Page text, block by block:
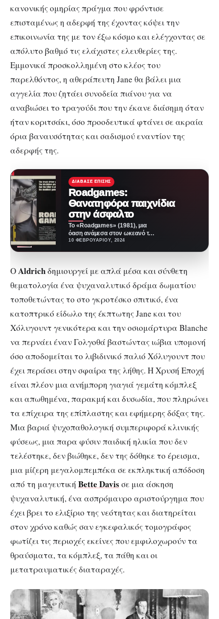
κανονικής ομηρίας πράγμα που φρόντισε
επισταμένως η αδερφή της έχοντας κόψει την
επικοινωνία της με τον έξω κόσμο και ελέγχοντας σε
απόλυτο βαθμό τις ελάχιστες ελευθερίες της.
Εμμονικά προσκολλημένη στο κλέος του
παρελθόντος, η αθεράπευτη Jane θα βάλει μια
αγγελία που ζητάει συνοδεία πιάνου για να
αναβιώσει το τραγούδι που την έκανε διάσημη όταν
ήταν κοριτσάκι, όσο προοδευτικά φτάνει σε ακραία
όρια βαναυσότητας και σαδισμού εναντίον της
αδερφής της.
ΔΙΆΒΑΣΕ ΕΠΊΣΗΣ
Roadgames:
Θανατηφόρα παιχνίδια
στην άσφαλτο
Το «Roadgames» (1981), μια
όαση ανάμεσα στον ωκεανό των
μέτριων slasher ταινιών που
10 ΦΕΒΡΟΥΑΡΊΟΥ, 2024
ΟAldrichδημιουργεί με απλά μέσα και σύνθετη
θεματολογία ένα ψυχαναλυτικό δράμα δωματίου
τοποθετώντας το στο γκροτέσκο σπιτικό, ένα
κατοπτρικό είδωλο της έκπτωτης Jane και του
Χόλυγουντ γενικότερα και την οσιομάρτυρα Blanche
να περνάει έναν Γολγοθά βαστώντας ιώβια υπομονή
όσο αποδομείται το λιβιδινικό παλιό Χόλυγουντ που
έχει περάσει στην σφαίρα της λήθης. Η Χρυσή Εποχή
είναι πλέον μια ανήμπορη γιαγιά γεμάτη κόμπλεξ
και απωθημένα, παρακμή και δυσωδία, που πληρώνει
τα επίχειρα της επίπλαστης και εφήμερης δόξας της.
Μια βαριά ψυχοπαθολογική συμπεριφορά κλινικής
φύσεως, μια παρα φύσιν παιδική ηλικία που δεν
τελέστηκε, δεν βιώθηκε, δεν της δόθηκε το έρεισμα,
μια μίζερη μεγαλομπεμπέκα σε εκπληκτική απόδοση
από τη μαγευτική Bette Davis σε μια άσκηση
ψυχαναλυτική, ένα ασπρόμαυρο αριστούργημα που
έχει βρει το ελιξίριο της νεότητας και διατηρείται
στον χρόνο καθώς σαν εγκεφαλικός τομογράφος
φωτίζει τις περιοχές εκείνες που εμφιλοχωρούν τα
θραύσματα, τα κόμπλεξ, τα πάθη και οι
μετατραυματικές διαταραχές.